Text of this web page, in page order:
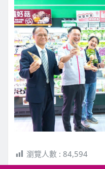
瀏覽人數 : 84,594